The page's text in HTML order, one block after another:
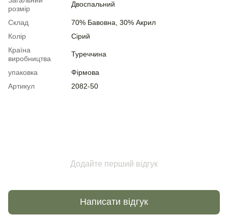
розмір
Двоспальний
Склад
70% Бавовна, 30% Акрил
Колір
Сірий
Країна
виробництва
Туреччина
упаковка
Фірмова
Артикул
2082-50
Додайте перший відгук
Написати відгук